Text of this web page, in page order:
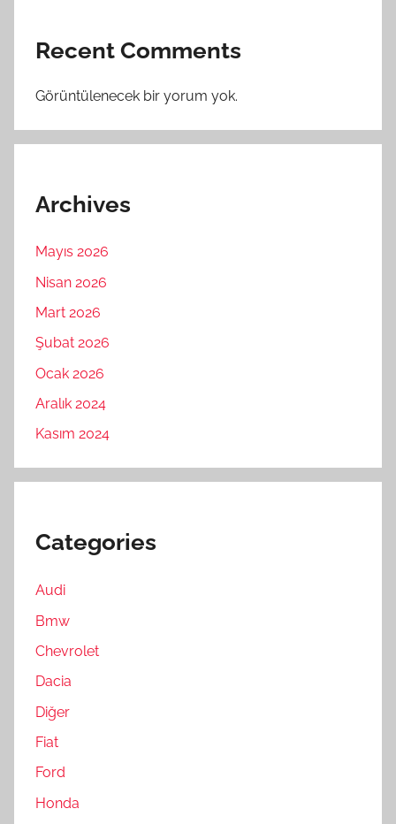
Recent Comments
Görüntülenecek bir yorum yok.
Archives
Mayıs 2026
Nisan 2026
Mart 2026
Şubat 2026
Ocak 2026
Aralık 2024
Kasım 2024
Categories
Audi
Bmw
Chevrolet
Dacia
Diğer
Fiat
Ford
Honda